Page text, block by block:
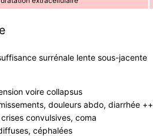
surrénale lente sous-jacente
voire collapsus
douleurs abdo, diarrhée ++
convulsives, coma
céphalées